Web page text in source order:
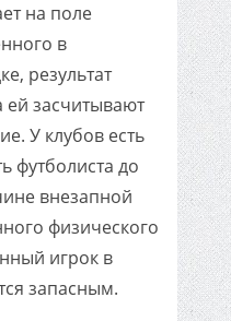
на поле
в
результат
ей засчитывают
У клубов есть
футболиста до
внезапной
физического
игрок в
запасным.